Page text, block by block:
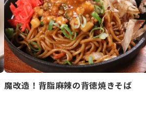
魔改造！背脂麻辣の背徳焼きそば